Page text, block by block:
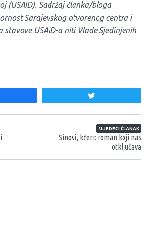
(USAID). Sadržaj članka/bloga
Sarajevskog otvorenog centra i
stavove USAID-a niti Vlade Sjedinjenih
SLJEDEĆI ČLANAK
Sinovi, kćeri: roman koji nas
otključava